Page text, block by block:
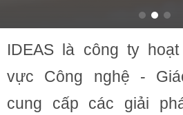
IDEAS là công ty
vực Công nghệ -
cung cấp các giải